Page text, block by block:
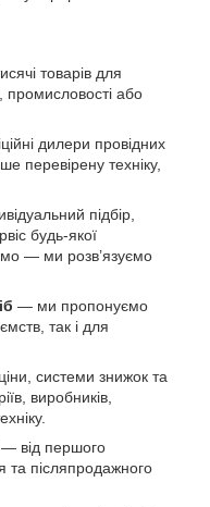
товарів для
промисловості або
дилери провідних
перевірену техніку,
підбір,
будь-якої
— ми розв’язуємо
— ми пропонуємо
так і для
системи знижок та
виробників,
— від першого
та післяпродажного